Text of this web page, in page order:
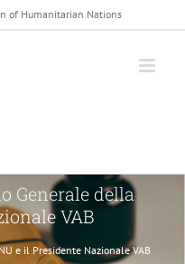
of Humanitarian Nations
Generale della
VAB
e il Presidente Nazionale VAB